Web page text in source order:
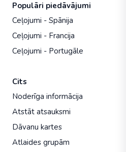
Populāri piedāvājumi
Ceļojumi - Spānija
Ceļojumi - Francija
Ceļojumi - Portugāle
Cits
Noderīga informācija
Atstāt atsauksmi
Dāvanu kartes
Atlaides grupām